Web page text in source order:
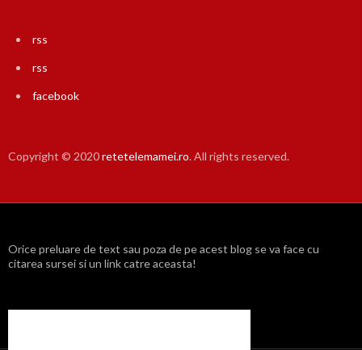
rss
rss
facebook
Copyright © 2020retetelemamei.ro. All rights reserved.
Orice preluare de text sau poza de pe acest blog se va face cu
citarea sursei si un link catre aceasta!